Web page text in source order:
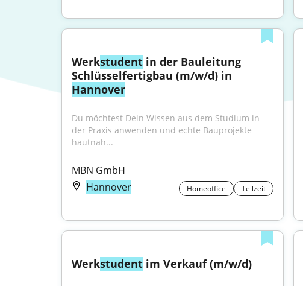
Werkstudent in der Bauleitung
Hannover
Du möchtest Dein Wissen aus dem Studium in
der Praxis anwenden und echte Bauprojekte
hautnah...
MBN GmbH
Hannover
Homeoffice Teilzeit
Werkstudent im Verkauf (m/w/d)